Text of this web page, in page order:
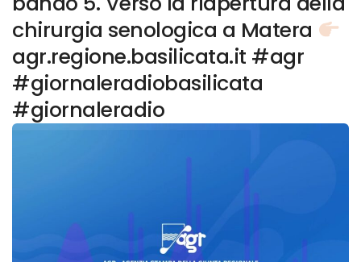
chirurgia senologica a Matera
agr.regione.basilicata.it #agr
#giornaleradiobasilicata
#giornaleradio